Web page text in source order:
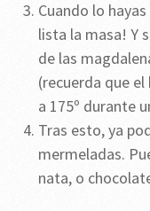
Cuando lo
lista la masa! Y
de las
(recuerda que
a 175º durante
Tras esto, ya
mermeladas.
nata, o